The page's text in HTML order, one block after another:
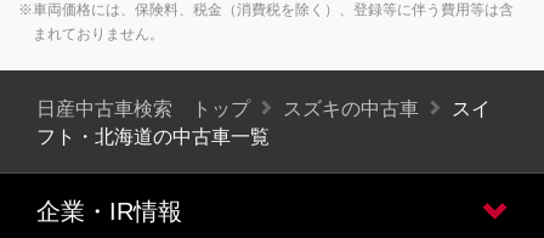
※車両価格には、保険料、税金（消費税を除く）、登録等に伴う費用等は含
まれておりません。
日産中古車検索 トップ スズキの中古車
スイ
フト・北海道の中古車一覧
企業・IR情報